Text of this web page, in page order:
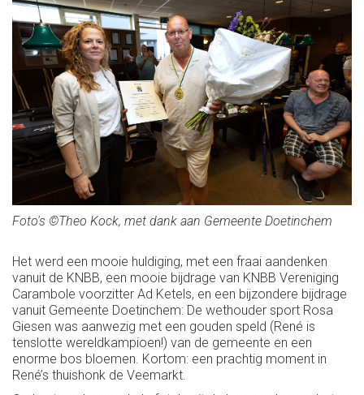
Foto's ©Theo Kock, met dank aan Gemeente Doetinchem
Het werd een mooie huldiging, met een fraai aandenken
vanuit de KNBB, een mooie bijdrage van KNBB Vereniging
Carambole voorzitter Ad Ketels, en een bijzondere bijdrage
vanuit Gemeente Doetinchem: De wethouder sport Rosa
Giesen was aanwezig met een gouden speld (René is
tenslotte wereldkampioen!) van de gemeente en een
enorme bos bloemen. Kortom: een prachtig moment in
René’s thuishonk de Veemarkt.